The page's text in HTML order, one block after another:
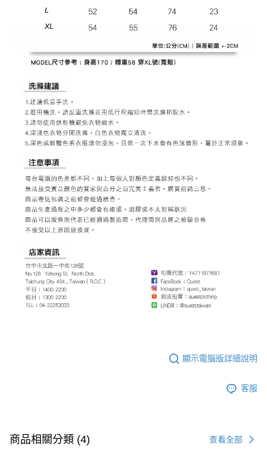
顯示電腦版詳細說明
客服
商品相關分類 (4) 查看全部